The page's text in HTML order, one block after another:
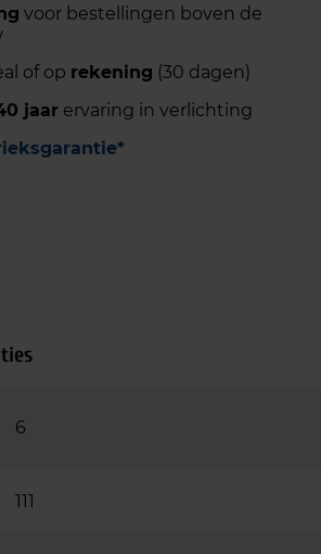
voor bestellingen boven de
of op rekening (30 dagen)
jaar ervaring in verlichting
6
111